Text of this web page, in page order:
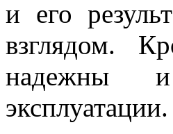
и его
взглядом.
надежны и